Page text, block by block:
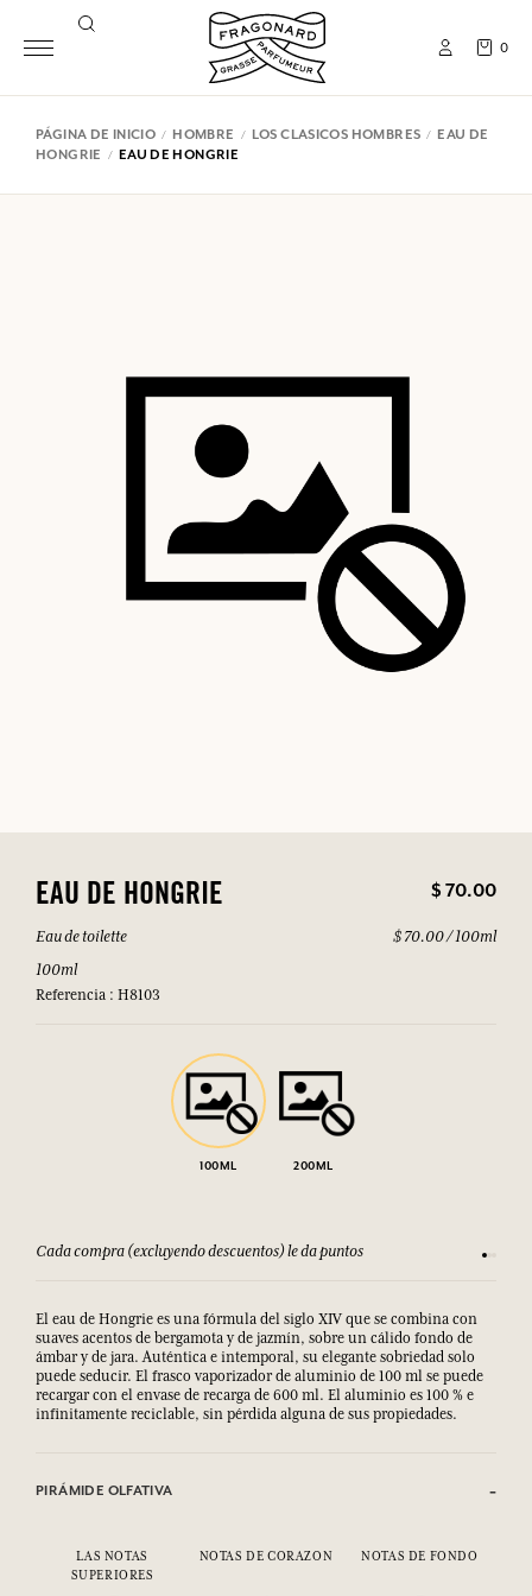
0
PÁGINA DE INICIO HOMBRE LOS CLASICOS HOMBRES
EAU DE
HONGRIE
EAU DE HONGRIE
EAU DE HONGRIE $ 70.00
Eau de toilette
100ml
Referencia : H8103
$ 70.00 / 100ml
100ML 200ML
puntos Consulta nuestros T&C
El eau de Hongrie es una fórmula del siglo XIV que se combina con
suaves acentos de bergamota y de jazmín, sobre un cálido fondo de
ámbar y de jara. Auténtica e intemporal, su elegante sobriedad solo
puede seducir. El frasco vaporizador de aluminio de 100 ml se puede
recargar con el envase de recarga de 600 ml. El aluminio es 100 % e
infinitamente reciclable, sin pérdida alguna de sus propiedades.
PIRÁMIDE OLFATIVA
LAS NOTAS
SUPERIORES
NOTAS DE CORAZON NOTAS DE FONDO